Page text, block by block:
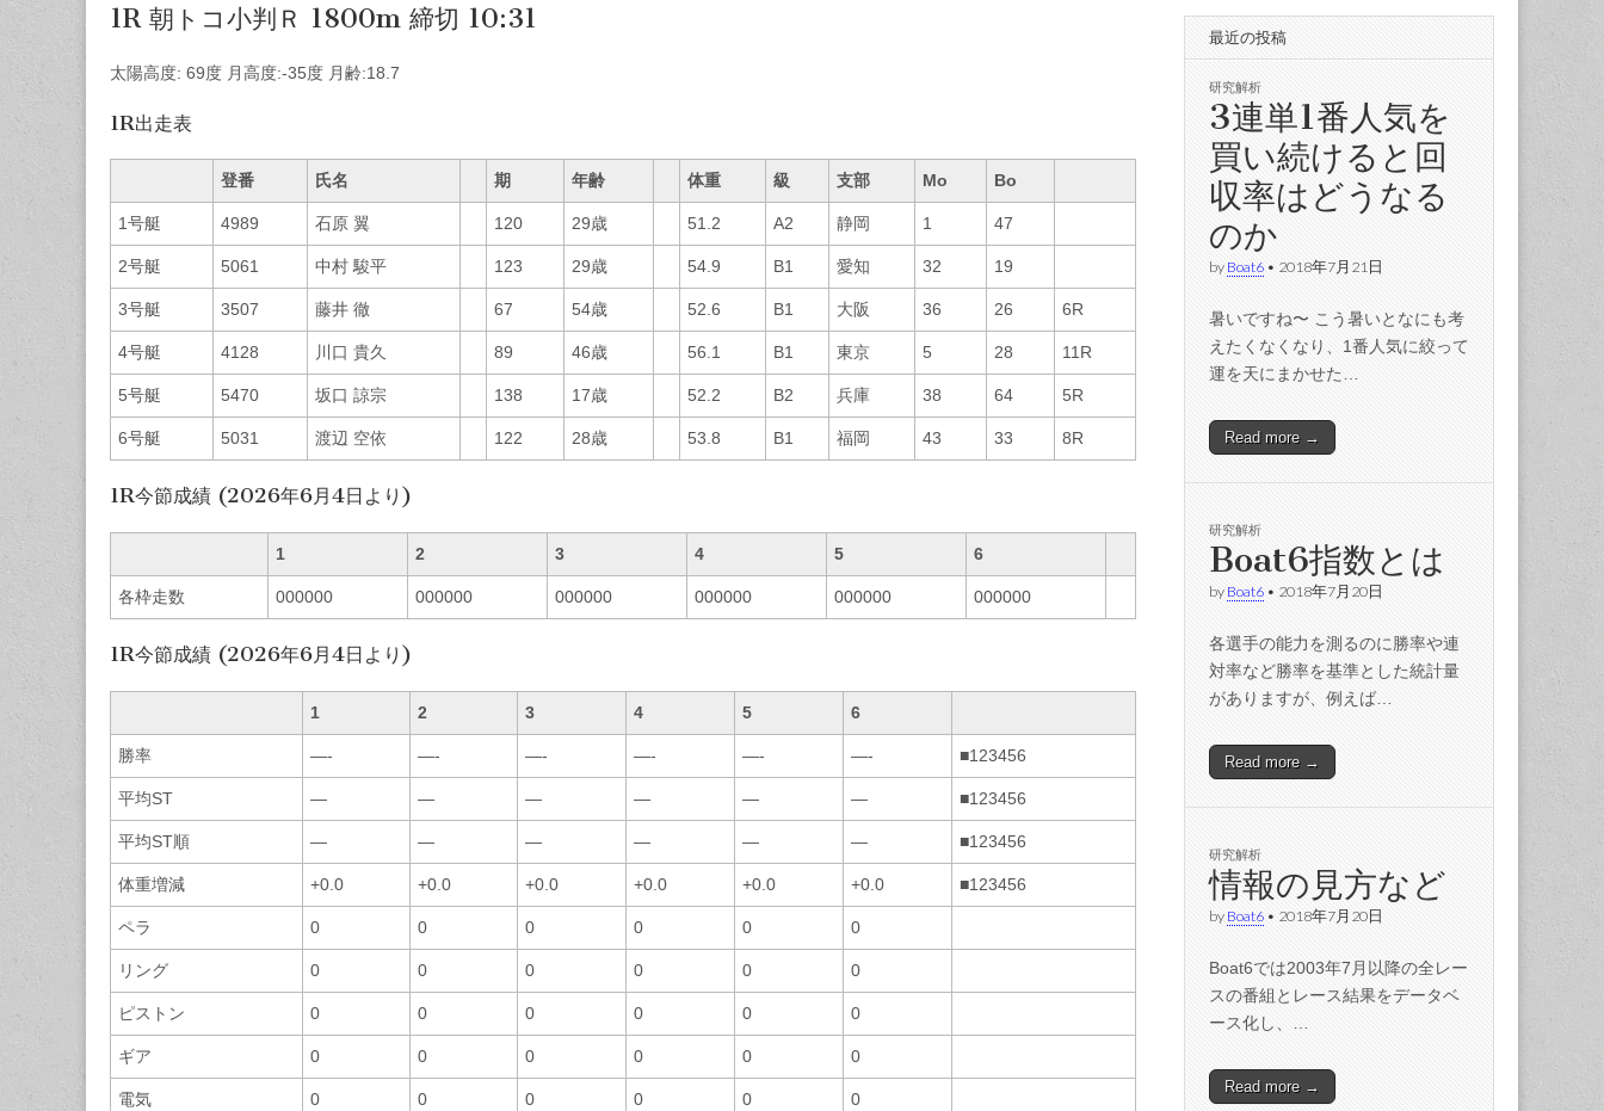
1R 朝トコ小判Ｒ 1800m 締切 10:31
太陽高度: 69度 月高度:-35度 月齢:18.7
1R出走表
登番 氏名 期 年齢 体重 級 支部 Mo Bo
1号艇 4989 石原 翼 120 29歳 51.2 A2 静岡 1 47
2号艇 5061 中村 駿平 123 29歳 54.9 B1 愛知 32 19
3号艇 3507 藤井 徹 67 54歳 52.6 B1 大阪 36 26 6R
4号艇 4128 川口 貴久 89 46歳 56.1 B1 東京 5 28 11R
5号艇 5470 坂口 諒宗 138 17歳 52.2 B2 兵庫 38 64 5R
6号艇 5031 渡辺 空依 122 28歳 53.8 B1 福岡 43 33 8R
1R今節成績 (2026年6月4日より)
1 2 3 4 5 6
各枠走数 000000 000000 000000 000000 000000 000000
1R今節成績 (2026年6月4日より)
1 2 3 4 5 6
勝率 —- —- —- —- —- —- ■123456
平均ST — — — — — — ■123456
平均ST順 — — — — — — ■123456
体重増減 +0.0 +0.0 +0.0 +0.0 +0.0 +0.0 ■123456
ペラ 0 0 0 0 0 0
リング 0 0 0 0 0 0
ピストン 0 0 0 0 0 0
ギア 0 0 0 0 0 0
電気 0 0 0 0 0 0
最近の投稿
研究解析
3連単1番人気を
買い続けると回
収率はどうなる
のか
by Boat6 • 2018年7月21日
暑いですね〜 こう暑いとなにも考
えたくなくなり、1番人気に絞って
運を天にまかせた…
Read more →
研究解析
Boat6指数とは
by Boat6 • 2018年7月20日
各選手の能力を測るのに勝率や連
対率など勝率を基準とした統計量
がありますが、例えば…
Read more →
研究解析
情報の見方など
by Boat6 • 2018年7月20日
Boat6では2003年7月以降の全レー
スの番組とレース結果をデータベ
ース化し、…
Read more →